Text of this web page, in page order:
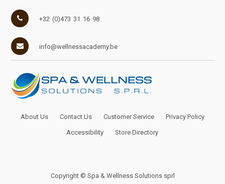
+32 (0)473 31 16 98
info@wellnessacademy.be
About Us Contact Us Customer Service Privacy Policy
Accessibility Store Directory
Copyright © Spa & Wellness Solutions sprl